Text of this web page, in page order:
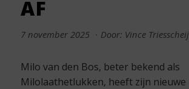
AF
7 november 2025 · Door: Vince
Milo van den Bos, beter bekend als
Milolaathetlukken, heeft zijn nieuwe